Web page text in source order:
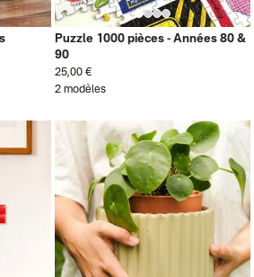
Puzzle 1000 pièces - Années 80 &
90
25,00 €
2 modèles